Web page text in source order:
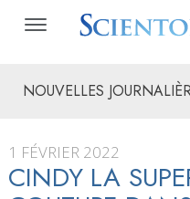
NOUVELLES
1 FÉVRIER 2022
CINDY LA